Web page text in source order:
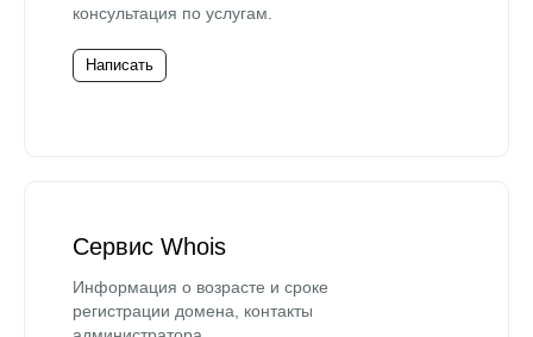
консультация по услугам.
Написать
Сервис Whois
Информация о возрасте и сроке
регистрации домена, контакты